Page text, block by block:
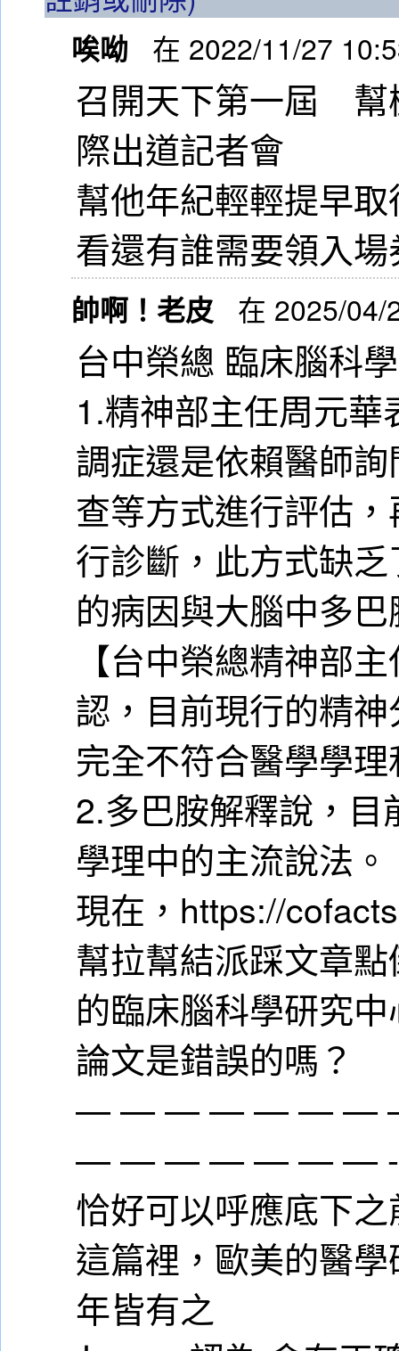
唉呦 在 2022/11/27
召開天下第一屆 幫
際出道記者會
幫他年紀輕輕提早
看還有誰需要領入
帥啊！老皮 在 2025/04/
台中榮總 臨床腦科
1.精神部主任周元
調症還是依賴醫師
查等方式進行評估
行診斷，此方式缺
的病因與大腦中多
【台中榮總精神部
認，目前現行的精
完全不符合醫學學
2.多巴胺解釋說，
學理中的主流說法。
現在，https://
幫拉幫結派踩文章
的臨床腦科學研究
論文是錯誤的嗎？
— — — — — — —
— — — — — — — -
恰好可以呼應底下
這篇裡，歐美的醫
年皆有之